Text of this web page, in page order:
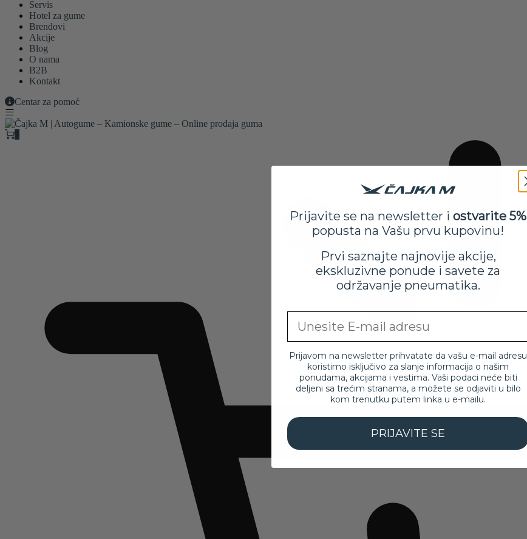
Servis
Hotel za gume
Brendovi
Akcije
Blog
O nama
B2B
Kontakt
Centar za pomoć
Prijavite se na newsletter i ostvarite 5%
popusta na Vašu prvu kupovinu!
Prvi saznajte najnovije akcije,
ekskluzivne ponude i savete za
održavanje pneumatika.
Email
Prijavom na newsletter prihvatate da vašu e-mail adresu
koristimo isključivo za slanje informacija o našim
ponudama, akcijama i vestima. Vaši podaci neće biti
deljeni sa trećim stranama, a možete se odjaviti u bilo
kom trenutku putem linka u e-mailu.
PRIJAVITE SE